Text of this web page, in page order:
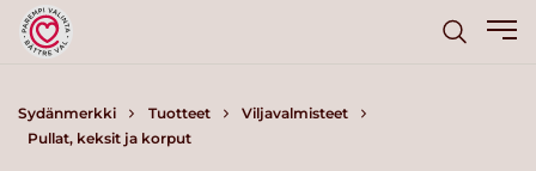
Sydänmerkki Tuotteet
Viljavalmisteet
Pullat, keksit ja korput